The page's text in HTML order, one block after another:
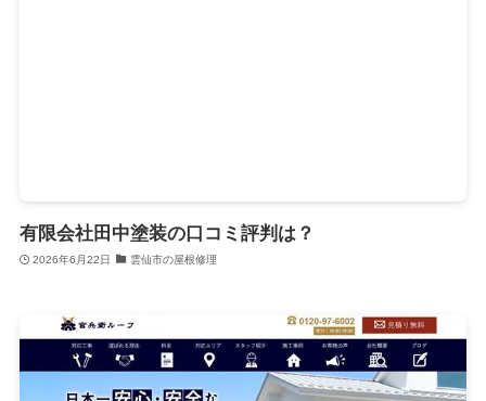
有限会社田中塗装の口コミ評判は？
2026年6月22日 雲仙市の屋根修理